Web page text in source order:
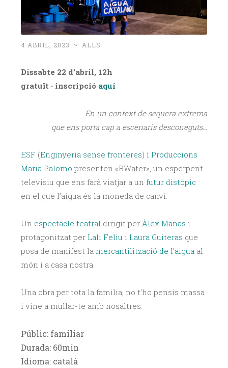
4 ABRIL, 2023 ~ ALLS
Dissabte 22 d’abril, 12h
gratuït · inscripció aquí
En un context de sequera extrema
que ens porta cap a escenaris desconeguts…
ESF (Enginyeria sense fronteres) i Produccions
Maria Palomo presenten «BWater», un esperpent
televisiu que ens farà viatjar a un futur distòpic
en el que l’aigua és la moneda de canvi.
Un espectacle teatral dirigit per Àlex Mañas i
protagonitzat per Lali Feliu i Laura Guiteras que
posa de manifest la mercantilització de l’aigua al
món i a casa nostra.
Una obra per tota la familia; no t’ho pensis massa
i vine a mullar-te amb nosaltres.
Públic: familiar
Durada: 60min
Idioma: català